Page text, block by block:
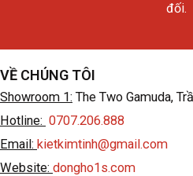
đối.
VỀ CHÚNG TÔI
Showroom 1: The Two Gamuda,
Hotline: 0707.206.888
Email: kietkimtinh@gmail.com
Website: dongho1s.com